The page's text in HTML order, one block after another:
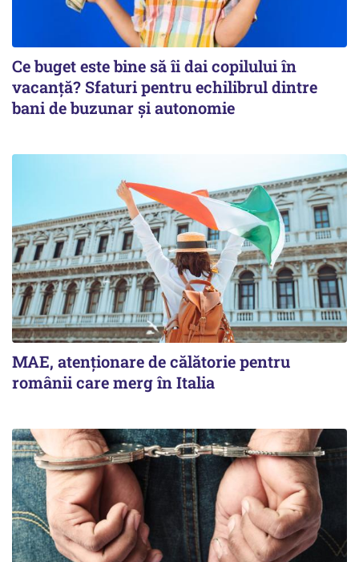
Ce buget este bine să îi dai copilului în
vacanță? Sfaturi pentru echilibrul dintre
bani de buzunar și autonomie
MAE, atenționare de călătorie pentru
românii care merg în Italia